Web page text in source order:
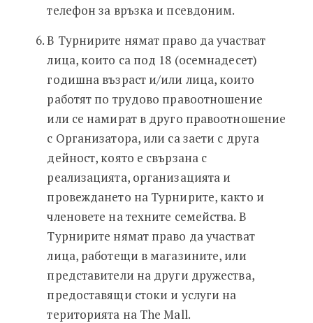
телефон за връзка и псевдоним.
В Турнирите нямат право да участват
лица, които са под 18 (осемнадесет)
годишна възраст и/или лица, които
работят по трудово правоотношение
или се намират в друго правоотношение
с Организатора, или са заети с друга
дейност, която е свързана с
реализацията, организацията и
провеждането на Турнирите, както и
членовете на техните семейства. В
Турнирите нямат право да участват
лица, работещи в магазините, или
представители на други дружества,
предоставящи стоки и услуги на
територията на The Mall.